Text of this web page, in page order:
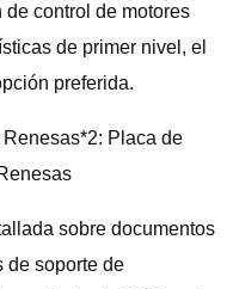
control de motores
de primer nivel, el
preferida.
Placa de
sobre documentos
de soporte de